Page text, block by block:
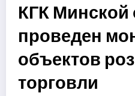
КГК Минской
проведен
объектов
торговли